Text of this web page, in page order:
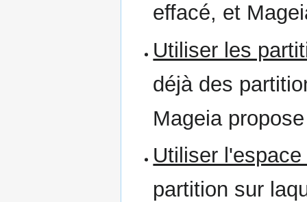
effacé, et
Utiliser les
déjà des
Mageia
Utiliser
partition sur